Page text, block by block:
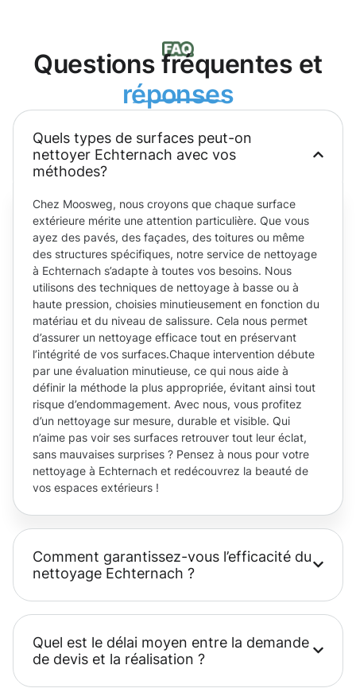
Questions fréquentes et
réponses
Quels types de surfaces peut-on
nettoyer Echternach avec vos
méthodes?
Chez Moosweg, nous croyons que chaque surface
extérieure mérite une attention particulière. Que vous
ayez des pavés, des façades, des toitures ou même
des structures spécifiques, notre service de nettoyage
à Echternach s’adapte à toutes vos besoins. Nous
utilisons des techniques de nettoyage à basse ou à
haute pression, choisies minutieusement en fonction du
matériau et du niveau de salissure. Cela nous permet
d’assurer un nettoyage efficace tout en préservant
l’intégrité de vos surfaces.Chaque intervention débute
par une évaluation minutieuse, ce qui nous aide à
définir la méthode la plus appropriée, évitant ainsi tout
risque d’endommagement. Avec nous, vous profitez
d’un nettoyage sur mesure, durable et visible. Qui
n’aime pas voir ses surfaces retrouver tout leur éclat,
sans mauvaises surprises ? Pensez à nous pour votre
nettoyage à Echternach et redécouvrez la beauté de
vos espaces extérieurs !
Comment garantissez-vous l’efficacité du
nettoyage Echternach ?
Quel est le délai moyen entre la demande
de devis et la réalisation ?